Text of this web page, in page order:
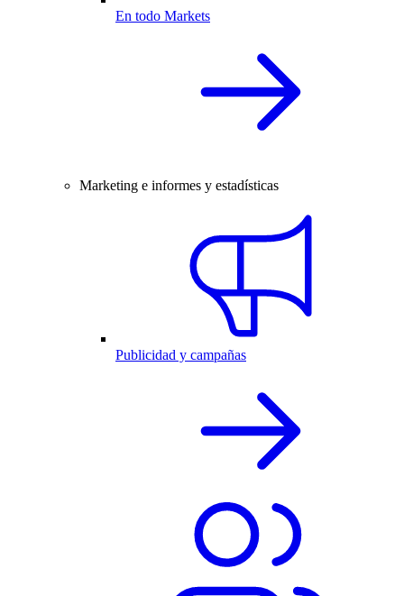
En todo Markets
Marketing e informes y estadísticas
Publicidad y campañas